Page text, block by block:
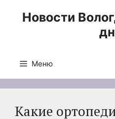
Новости
Меню
Какие